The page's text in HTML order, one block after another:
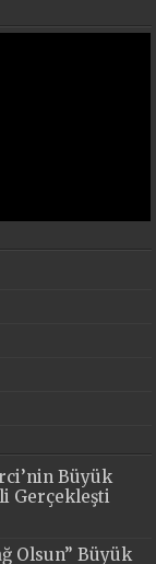
Büyük
Gerçekleşti
Olsun” Büyük